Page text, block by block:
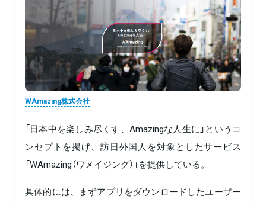
WAmazing株式会社
「日本中を楽しみ尽くす、Amazingな人生に」というコ
ンセプトを掲げ、訪日外国人を対象としたサービス
「WAmazing（ワメイジング）」を提供している。
具体的には、まずアプリをダウンロードしたユーザー